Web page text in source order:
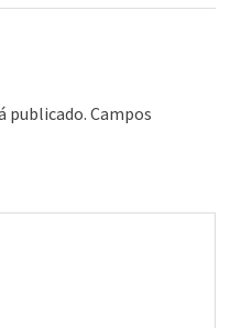
publicado. Campos